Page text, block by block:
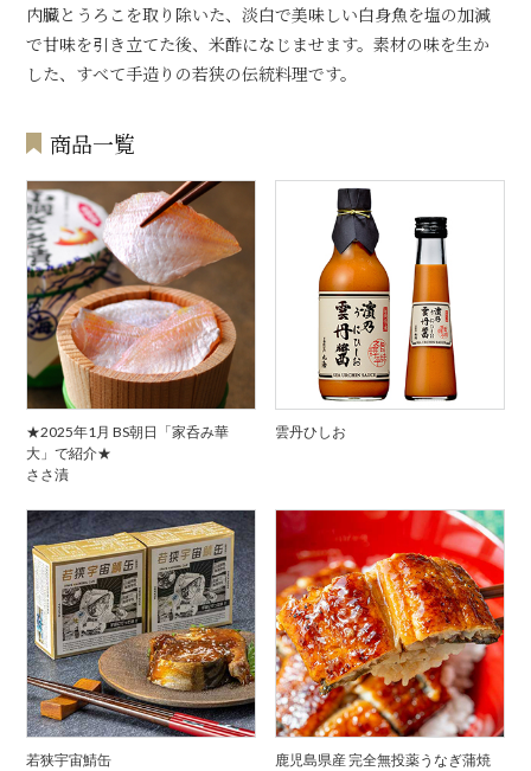
内臓とうろこを取り除いた、淡白で美味しい白身魚を塩の加減
で甘味を引き立てた後、米酢になじませます。素材の味を生か
した、すべて手造りの若狭の伝統料理です。
商品一覧
★2025年1月 BS朝日「家呑み華
大」で紹介★
ささ漬
雲丹ひしお
若狭宇宙鯖缶
鹿児島県産 完全無投薬うなぎ蒲焼